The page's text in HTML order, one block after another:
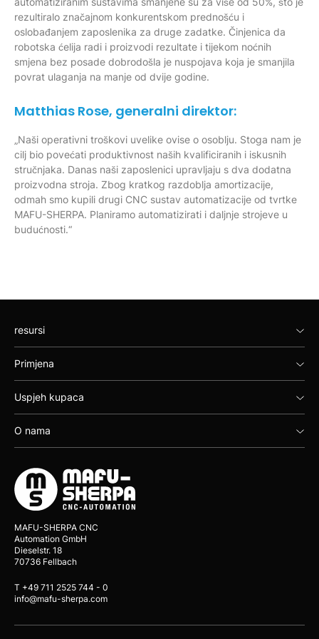
rezultiralo značajnom konkurentskom prednošću i
oslobađanjem zaposlenika za druge zadatke. Činjenica da
robotska ćelija radi i proizvodi rezultate i tijekom noćnih
smjena bez posade dobrodošla je nuspojava koja je smanjila
povrat ulaganja na manje od dvije godine.
Matthias Rose, generalni direktor:
„Naši operativni troškovi uvelike ovise o osoblju. Stoga nam je
cilj bio povećati produktivnost naših kvalificiranih i iskusnih
stručnjaka. Danas naši zaposlenici upravljaju s dva dodatna
proizvodna stroja. Zbog kratkog razdoblja amortizacije,
odmah smo kupili drugi CNC sustav automatizacije od tvrtke
MAFU-SHERPA. Planiramo automatizirati i daljnje strojeve u
budućnosti.“
resursi
Primjena
Uspjeh kupaca
O nama
MAFU-SHERPA CNC
Automation GmbH
Dieselstr. 18
70736 Fellbach
T +49 711 2525 744 - 0
info@mafu-sherpa.com